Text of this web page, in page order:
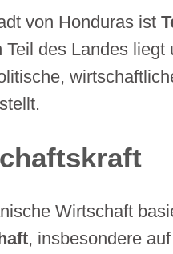
von Honduras ist
Teil des Landes liegt
Wirtschaft
, insbesondere